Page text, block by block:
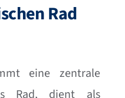
Rad
eine zentrale
Rad, dient als